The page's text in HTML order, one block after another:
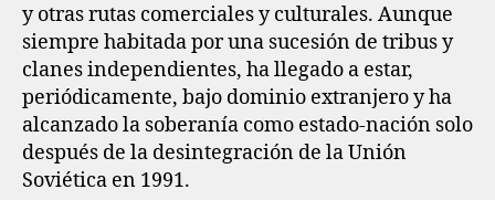
y otras rutas comerciales y culturales. Aunque
siempre habitada por una sucesión de tribus y
clanes independientes, ha llegado a estar,
periódicamente, bajo dominio extranjero y ha
alcanzado la soberanía como estado-nación solo
después de la desintegración de la Unión
Soviética en 1991.